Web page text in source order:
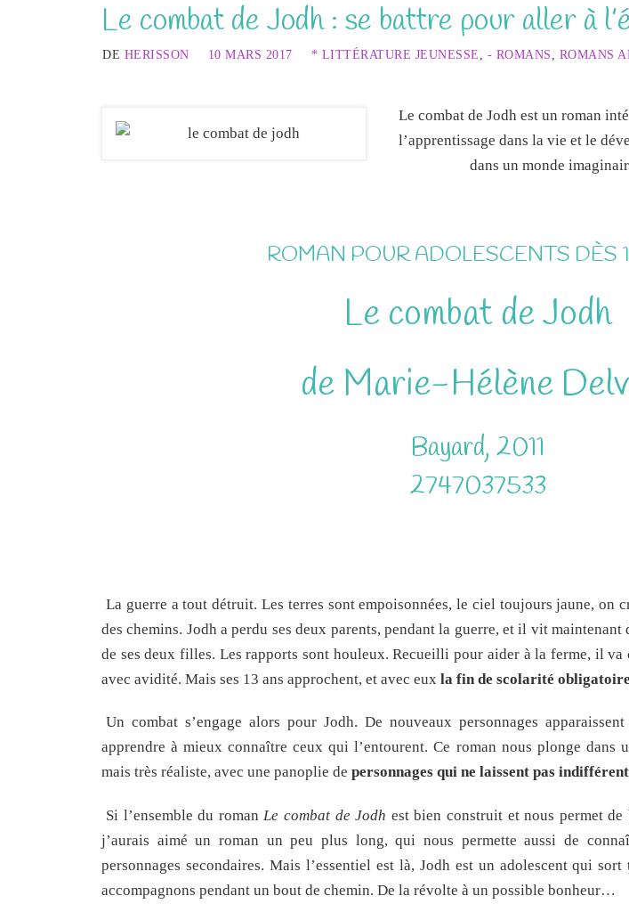
Le combat de Jodh : se battre pour aller à
DE HERISSON 10 MARS 2017 * LITTÉRATURE JEUNESSE - ROMANS ROMANS
Le combat de Jodh est un roman
l’apprentissage dans la vie et le
dans un monde
ROMAN POUR ADOLESCENTS DÈS
Le combat de Jodh
de Marie-Hélène
Bayard, 2011
2747037533
La guerre a tout détruit. Les terres sont empoisonnées, le ciel toujours jaune, on
des chemins. Jodh a perdu ses deux parents, pendant la guerre, et il vit
de ses deux filles. Les rapports sont houleux. Recueilli pour aider à la ferme, il
avec avidité. Mais ses 13 ans approchent, et avec eux la fin de scolarité
Un combat s’engage alors pour Jodh. De nouveaux personnages
apprendre à mieux connaître ceux qui l’entourent. Ce roman nous plonge dans
mais très réaliste, avec une panoplie de personnages qui ne laissent pas
Si l’ensemble du roman Le combat de Jodh est bien construit et nous permet
j’aurais aimé un roman un peu plus long, qui nous permette aussi de
personnages secondaires. Mais l’essentiel est là, Jodh est un adolescent qui
accompagnons pendant un bout de chemin. De la révolte à un possible bonheur…